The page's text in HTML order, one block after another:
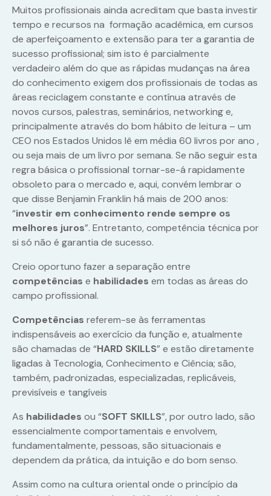
Muitos profissionais ainda acreditam que basta investir
tempo e recursos na formação acadêmica, em cursos
de aperfeiçoamento e extensão para ter a garantia de
sucesso profissional; sim isto é parcialmente
verdadeiro além do que as rápidas mudanças na área
do conhecimento exigem dos profissionais de todas as
áreas reciclagem constante e contínua através de
novos cursos, palestras, seminários, networking e,
principalmente através do bom hábito de leitura – um
CEO nos Estados Unidos lê em média 60 livros por ano ,
ou seja mais de um livro por semana. Se não seguir esta
regra básica o profissional tornar-se-á rapidamente
obsoleto para o mercado e, aqui, convém lembrar o
que disse Benjamin Franklin há mais de 200 anos:
“investir em conhecimento rende sempre os
melhores juros”. Entretanto, competência técnica por
si só não é garantia de sucesso.
Creio oportuno fazer a separação entre
competências e habilidades em todas as áreas do
campo profissional.
Competências referem-se às ferramentas
indispensáveis ao exercício da função e, atualmente
são chamadas de “HARD SKILLS” e estão diretamente
ligadas à Tecnologia, Conhecimento e Ciência; são,
também, padronizadas, especializadas, replicáveis,
previsíveis e tangíveis
As habilidades ou “SOFT SKILLS”, por outro lado, são
essencialmente comportamentais e envolvem,
fundamentalmente, pessoas, são situacionais e
dependem da prática, da intuição e do bom senso.
Assim como na cultura oriental onde o princípio da